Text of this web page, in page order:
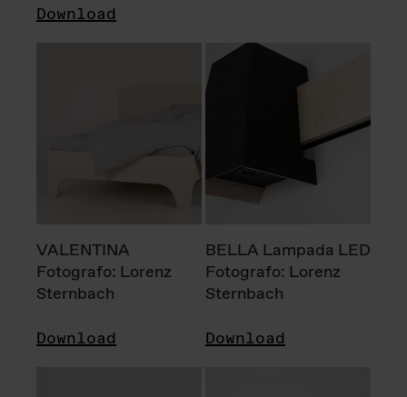
Download
VALENTINA
Fotografo: Lorenz
Sternbach
Download
BELLA Lampada LED
Fotografo: Lorenz
Sternbach
Download